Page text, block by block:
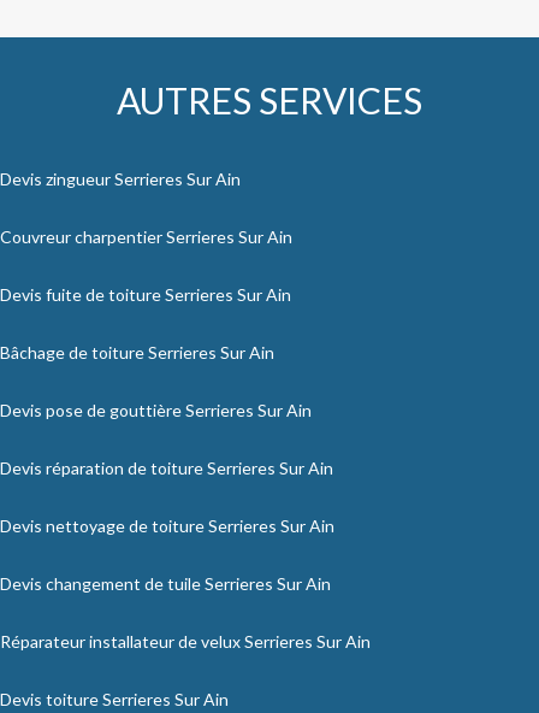
AUTRES SERVICES
Devis zingueur Serrieres Sur Ain
Couvreur charpentier Serrieres Sur Ain
Devis fuite de toiture Serrieres Sur Ain
Bâchage de toiture Serrieres Sur Ain
Devis pose de gouttière Serrieres Sur Ain
Devis réparation de toiture Serrieres Sur Ain
Devis nettoyage de toiture Serrieres Sur Ain
Devis changement de tuile Serrieres Sur Ain
Réparateur installateur de velux Serrieres Sur Ain
Devis toiture Serrieres Sur Ain